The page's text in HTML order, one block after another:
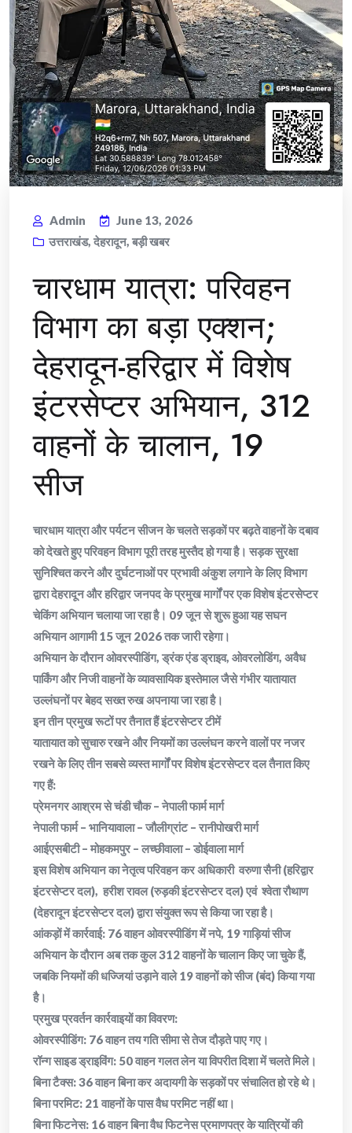
Admin
June 13, 2026
उत्तराखंड, देहरादून, बड़ी खबर
चारधाम यात्रा: परिवहन
विभाग का बड़ा एक्शन;
देहरादून-हरिद्वार में विशेष
इंटरसेप्टर अभियान, 312
वाहनों के चालान, 19
सीज
चारधाम यात्रा और पर्यटन सीजन के चलते सड़कों पर बढ़ते वाहनों के दबाव
को देखते हुए परिवहन विभाग पूरी तरह मुस्तैद हो गया है। सड़क सुरक्षा
सुनिश्चित करने और दुर्घटनाओं पर प्रभावी अंकुश लगाने के लिए विभाग
द्वारा देहरादून और हरिद्वार जनपद के प्रमुख मार्गों पर एक विशेष इंटरसेप्टर
चेकिंग अभियान चलाया जा रहा है। 09 जून से शुरू हुआ यह सघन
अभियान आगामी 15 जून 2026 तक जारी रहेगा।
​अभियान के दौरान ओवरस्पीडिंग, ड्रंक एंड ड्राइव, ओवरलोडिंग, अवैध
पार्किंग और निजी वाहनों के व्यावसायिक इस्तेमाल जैसे गंभीर यातायात
उल्लंघनों पर बेहद सख्त रुख अपनाया जा रहा है।
​इन तीन प्रमुख रूटों पर तैनात हैं इंटरसेप्टर टीमें
​यातायात को सुचारु रखने और नियमों का उल्लंघन करने वालों पर नजर
रखने के लिए तीन सबसे व्यस्त मार्गों पर विशेष इंटरसेप्टर दल तैनात किए
गए हैं:
​प्रेमनगर आश्रम से चंडी चौक – नेपाली फार्म मार्ग
​नेपाली फार्म – भानियावाला – जौलीग्रांट – रानीपोखरी मार्ग
​आईएसबीटी – मोहकमपुर – लच्छीवाला – डोईवाला मार्ग
​इस विशेष अभियान का नेतृत्व परिवहन कर अधिकारी वरुणा सैनी (हरिद्वार
इंटरसेप्टर दल), हरीश रावल (रुड़की इंटरसेप्टर दल) एवं श्वेता रौथाण
(देहरादून इंटरसेप्टर दल) द्वारा संयुक्त रूप से किया जा रहा है।
​आंकड़ों में कार्रवाई: 76 वाहन ओवरस्पीडिंग में नपे, 19 गाड़ियां सीज
​अभियान के दौरान अब तक कुल 312 वाहनों के चालान किए जा चुके हैं,
जबकि नियमों की धज्जियां उड़ाने वाले 19 वाहनों को सीज (बंद) किया गया
है।
​प्रमुख प्रवर्तन कार्रवाइयों का विवरण:
​ओवरस्पीडिंग: 76 वाहन तय गति सीमा से तेज दौड़ते पाए गए।
​रॉन्ग साइड ड्राइविंग: 50 वाहन गलत लेन या विपरीत दिशा में चलते मिले।
​बिना टैक्स: 36 वाहन बिना कर अदायगी के सड़कों पर संचालित हो रहे थे।
​बिना परमिट: 21 वाहनों के पास वैध परमिट नहीं था।
​बिना फिटनेस: 16 वाहन बिना वैध फिटनेस प्रमाणपत्र के यात्रियों की